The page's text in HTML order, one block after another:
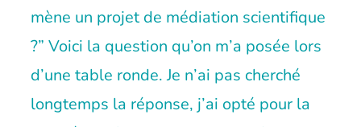
mène un projet de médiation scientifique
?” Voici la question qu’on m’a posée lors
d’une table ronde. Je n’ai pas cherché
longtemps la réponse, j’ai opté pour la